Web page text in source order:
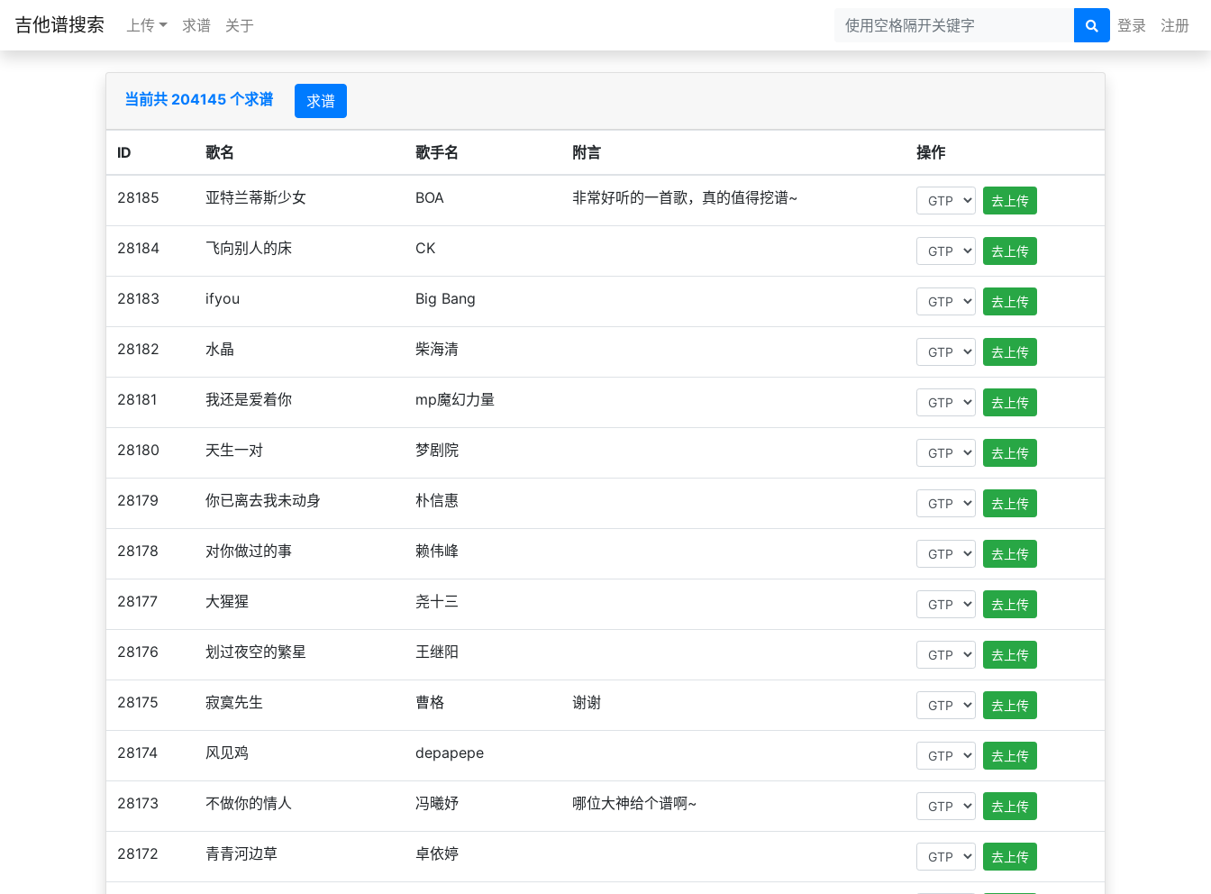
吉他谱搜索 上传 求谱 关于 登录 注册
当前共 204145 个求谱 求谱
ID 歌名 歌手名 附言 操作
28185 亚特兰蒂斯少女 BOA 非常好听的一首歌，真的值得挖谱~ 去上传
28184 飞向别人的床 CK 去上传
28183 ifyou Big Bang 去上传
28182 水晶 柴海清 去上传
28181 我还是爱着你 mp魔幻力量 去上传
28180 天生一对 梦剧院 去上传
28179 你已离去我未动身 朴信惠 去上传
28178 对你做过的事 赖伟峰 去上传
28177 大猩猩 尧十三 去上传
28176 划过夜空的繁星 王继阳 去上传
28175 寂寞先生 曹格 谢谢 去上传
28174 风见鸡 depapepe 去上传
28173 不做你的情人 冯曦妤 哪位大神给个谱啊~ 去上传
28172 青青河边草 卓依婷 去上传